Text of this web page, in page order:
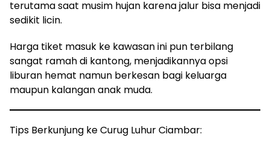
terutama saat musim hujan karena jalur bisa menjadi
sedikit licin.
Harga tiket masuk ke kawasan ini pun terbilang
sangat ramah di kantong, menjadikannya opsi
liburan hemat namun berkesan bagi keluarga
maupun kalangan anak muda.
Tips Berkunjung ke Curug Luhur Ciambar: